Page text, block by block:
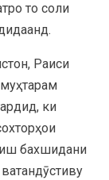
то соли
Раиси
ки
бахшидани